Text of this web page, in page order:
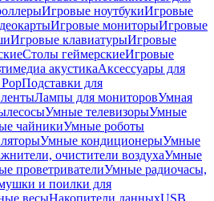
Игровые ноутбукиИгровые
Игровые мониторыИгровые
Игровые клавиатурыИгровые
Столы геймерскиеИгровые
акустикаАксессуары для
Подставки для
Лампы для мониторовУмная
Умные телевизорыУмные
чайникиУмные роботы
Умные кондиционерыУмные
очистители воздухаУмные
проветривателиУмные радиочасы,
и поилки для
весыНакопители данныхUSB